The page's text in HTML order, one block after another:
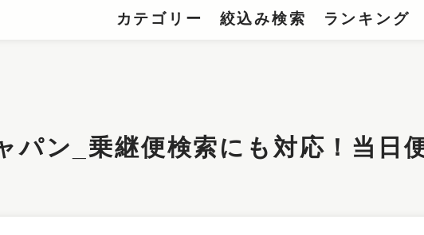
ランキング
絞込み検索
カテゴリー
パン_乗継便検索にも対応！当日